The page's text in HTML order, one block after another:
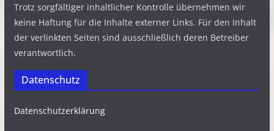
Trotz sorgfältiger inhaltlicher Kontrolle übernehmen wir
keine Haftung für die Inhalte externer Links. Für den Inhalt
der verlinkten Seiten sind ausschließlich deren Betreiber
verantwortlich.
Datenschutz
Datenschutzerklärung